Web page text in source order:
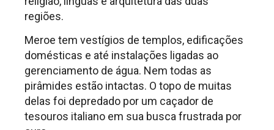
regiões.
Meroe tem vestígios de templos, edificações
domésticas e até instalações ligadas ao
gerenciamento de água. Nem todas as
pirâmides estão intactas. O topo de muitas
delas foi depredado por um caçador de
tesouros italiano em sua busca frustrada por